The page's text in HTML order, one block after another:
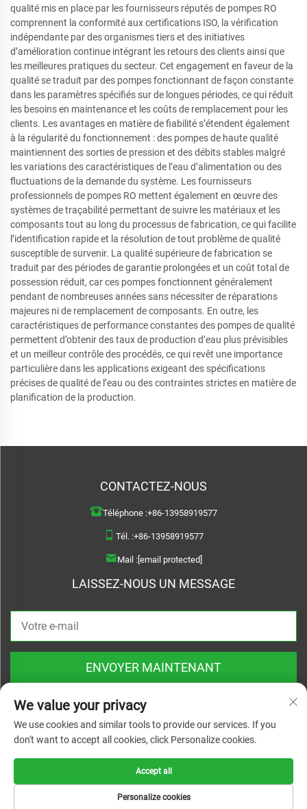
qualité mis en place par les fournisseurs réputés de pompes RO
comprennent la conformité aux certifications ISO, la vérification
indépendante par des organismes tiers et des initiatives
d’amélioration continue intégrant les retours des clients ainsi que
les meilleures pratiques du secteur. Cet engagement en faveur de la
qualité se traduit par des pompes fonctionnant de façon constante
dans les paramètres spécifiés sur de longues périodes, ce qui réduit
les besoins en maintenance et les coûts de remplacement pour les
clients. Les avantages en matière de fiabilité s’étendent également
à la régularité du fonctionnement : des pompes de haute qualité
maintiennent des sorties de pression et des débits stables malgré
les variations des caractéristiques de l’eau d’alimentation ou des
fluctuations de la demande du système. Les fournisseurs
professionnels de pompes RO mettent également en œuvre des
systèmes de traçabilité permettant de suivre les matériaux et les
composants tout au long du processus de fabrication, ce qui facilite
l’identification rapide et la résolution de tout problème de qualité
susceptible de survenir. La qualité supérieure de fabrication se
traduit par des périodes de garantie prolongées et un coût total de
possession réduit, car ces pompes fonctionnent généralement
pendant de nombreuses années sans nécessiter de réparations
majeures ni de remplacement de composants. En outre, les
caractéristiques de performance constantes des pompes de qualité
permettent d’obtenir des taux de production d’eau plus prévisibles
et un meilleur contrôle des procédés, ce qui revêt une importance
particulière dans les applications exigeant des spécifications
précises de qualité de l’eau ou des contraintes strictes en matière de
planification de la production.
CONTACTEZ-NOUS
Téléphone :+86-13958919577
Tél. :+86-13958919577
Mail : [email protected]
LAISSEZ-NOUS UN MESSAGE
ENVOYER MAINTENANT
Politique de confidentialité
We value your privacy
We use cookies and similar tools to provide our services. If you
don't want to accept all cookies, click Personalize cookies.
Personalize cookies
Accept all